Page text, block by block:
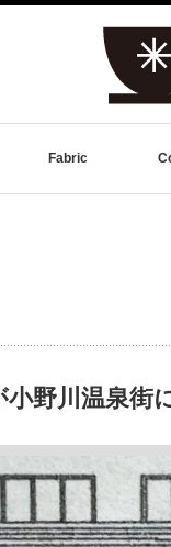
Fabric
小野川温泉街